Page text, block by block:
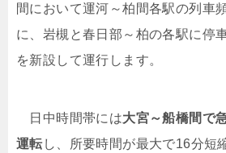
間において運河～柏間各駅の列車
に、岩槻と春日部～柏の各駅に停
を新設して運行します。
日中時間帯には大宮～船橋間で
運転し、所要時間が最大で16分短